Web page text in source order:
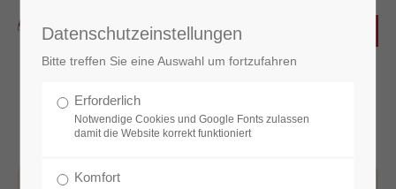
ReferenzenIsolierglas Fenster
Datenschutzeinstellungen
Bitte treffen Sie eine Auswahl um fortzufahren
Erforderlich
Notwendige Cookies und Google Fonts zulassen
damit die Website korrekt funktioniert
Komfort